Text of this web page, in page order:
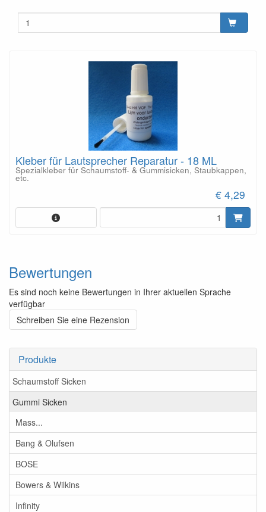
Produkte
Schaumstoff Sicken
Gummi Sicken
Mass...
Bang & Olufsen
BOSE
Bowers & Wilkins
Infinity
Kleber für Lautsprecher Reparatur - 18 ML
Spezialkleber für Schaumstoff- & Gummisicken, Staubkappen,
etc.
€ 4,29
Bewertungen
Es sind noch keine Bewertungen in Ihrer aktuellen Sprache
verfügbar
Schreiben Sie eine Rezension